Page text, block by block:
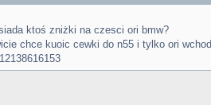
ktoś zniżki na czesci ori bmw?
chce kuoic cewki do n55 i tylko ori